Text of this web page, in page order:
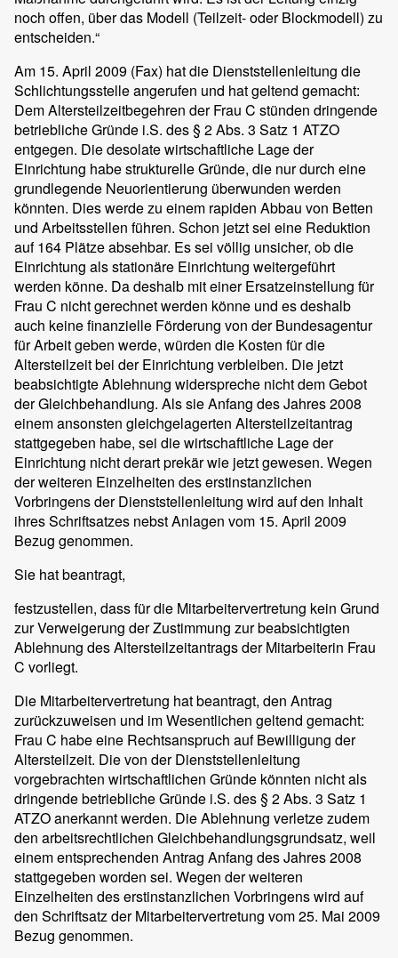
noch offen, über das Modell (Teilzeit- oder Blockmodell) zu
entscheiden.“
Am 15. April 2009 (Fax) hat die Dienststellenleitung die
Schlichtungsstelle angerufen und hat geltend gemacht:
Dem Altersteilzeitbegehren der Frau C stünden dringende
betriebliche Gründe i.S. des § 2 Abs. 3 Satz 1 ATZO
entgegen. Die desolate wirtschaftliche Lage der
Einrichtung habe strukturelle Gründe, die nur durch eine
grundlegende Neuorientierung überwunden werden
könnten. Dies werde zu einem rapiden Abbau von Betten
und Arbeitsstellen führen. Schon jetzt sei eine Reduktion
auf 164 Plätze absehbar. Es sei völlig unsicher, ob die
Einrichtung als stationäre Einrichtung weitergeführt
werden könne. Da deshalb mit einer Ersatzeinstellung für
Frau C nicht gerechnet werden könne und es deshalb
auch keine finanzielle Förderung von der Bundesagentur
für Arbeit geben werde, würden die Kosten für die
Altersteilzeit bei der Einrichtung verbleiben. Die jetzt
beabsichtigte Ablehnung widerspreche nicht dem Gebot
der Gleichbehandlung. Als sie Anfang des Jahres 2008
einem ansonsten gleichgelagerten Altersteilzeitantrag
stattgegeben habe, sei die wirtschaftliche Lage der
Einrichtung nicht derart prekär wie jetzt gewesen. Wegen
der weiteren Einzelheiten des erstinstanzlichen
Vorbringens der Dienststellenleitung wird auf den Inhalt
ihres Schriftsatzes nebst Anlagen vom 15. April 2009
Bezug genommen.
Sie hat beantragt,
festzustellen, dass für die Mitarbeitervertretung kein Grund
zur Verweigerung der Zustimmung zur beabsichtigten
Ablehnung des Altersteilzeitantrags der Mitarbeiterin Frau
C vorliegt.
Die Mitarbeitervertretung hat beantragt, den Antrag
zurückzuweisen und im Wesentlichen geltend gemacht:
Frau C habe eine Rechtsanspruch auf Bewilligung der
Altersteilzeit. Die von der Dienststellenleitung
vorgebrachten wirtschaftlichen Gründe könnten nicht als
dringende betriebliche Gründe i.S. des § 2 Abs. 3 Satz 1
ATZO anerkannt werden. Die Ablehnung verletze zudem
den arbeitsrechtlichen Gleichbehandlungsgrundsatz, weil
einem entsprechenden Antrag Anfang des Jahres 2008
stattgegeben worden sei. Wegen der weiteren
Einzelheiten des erstinstanzlichen Vorbringens wird auf
den Schriftsatz der Mitarbeitervertretung vom 25. Mai 2009
Bezug genommen.